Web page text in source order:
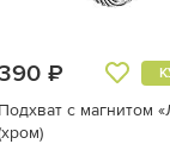
₽
Подхват с магнитом